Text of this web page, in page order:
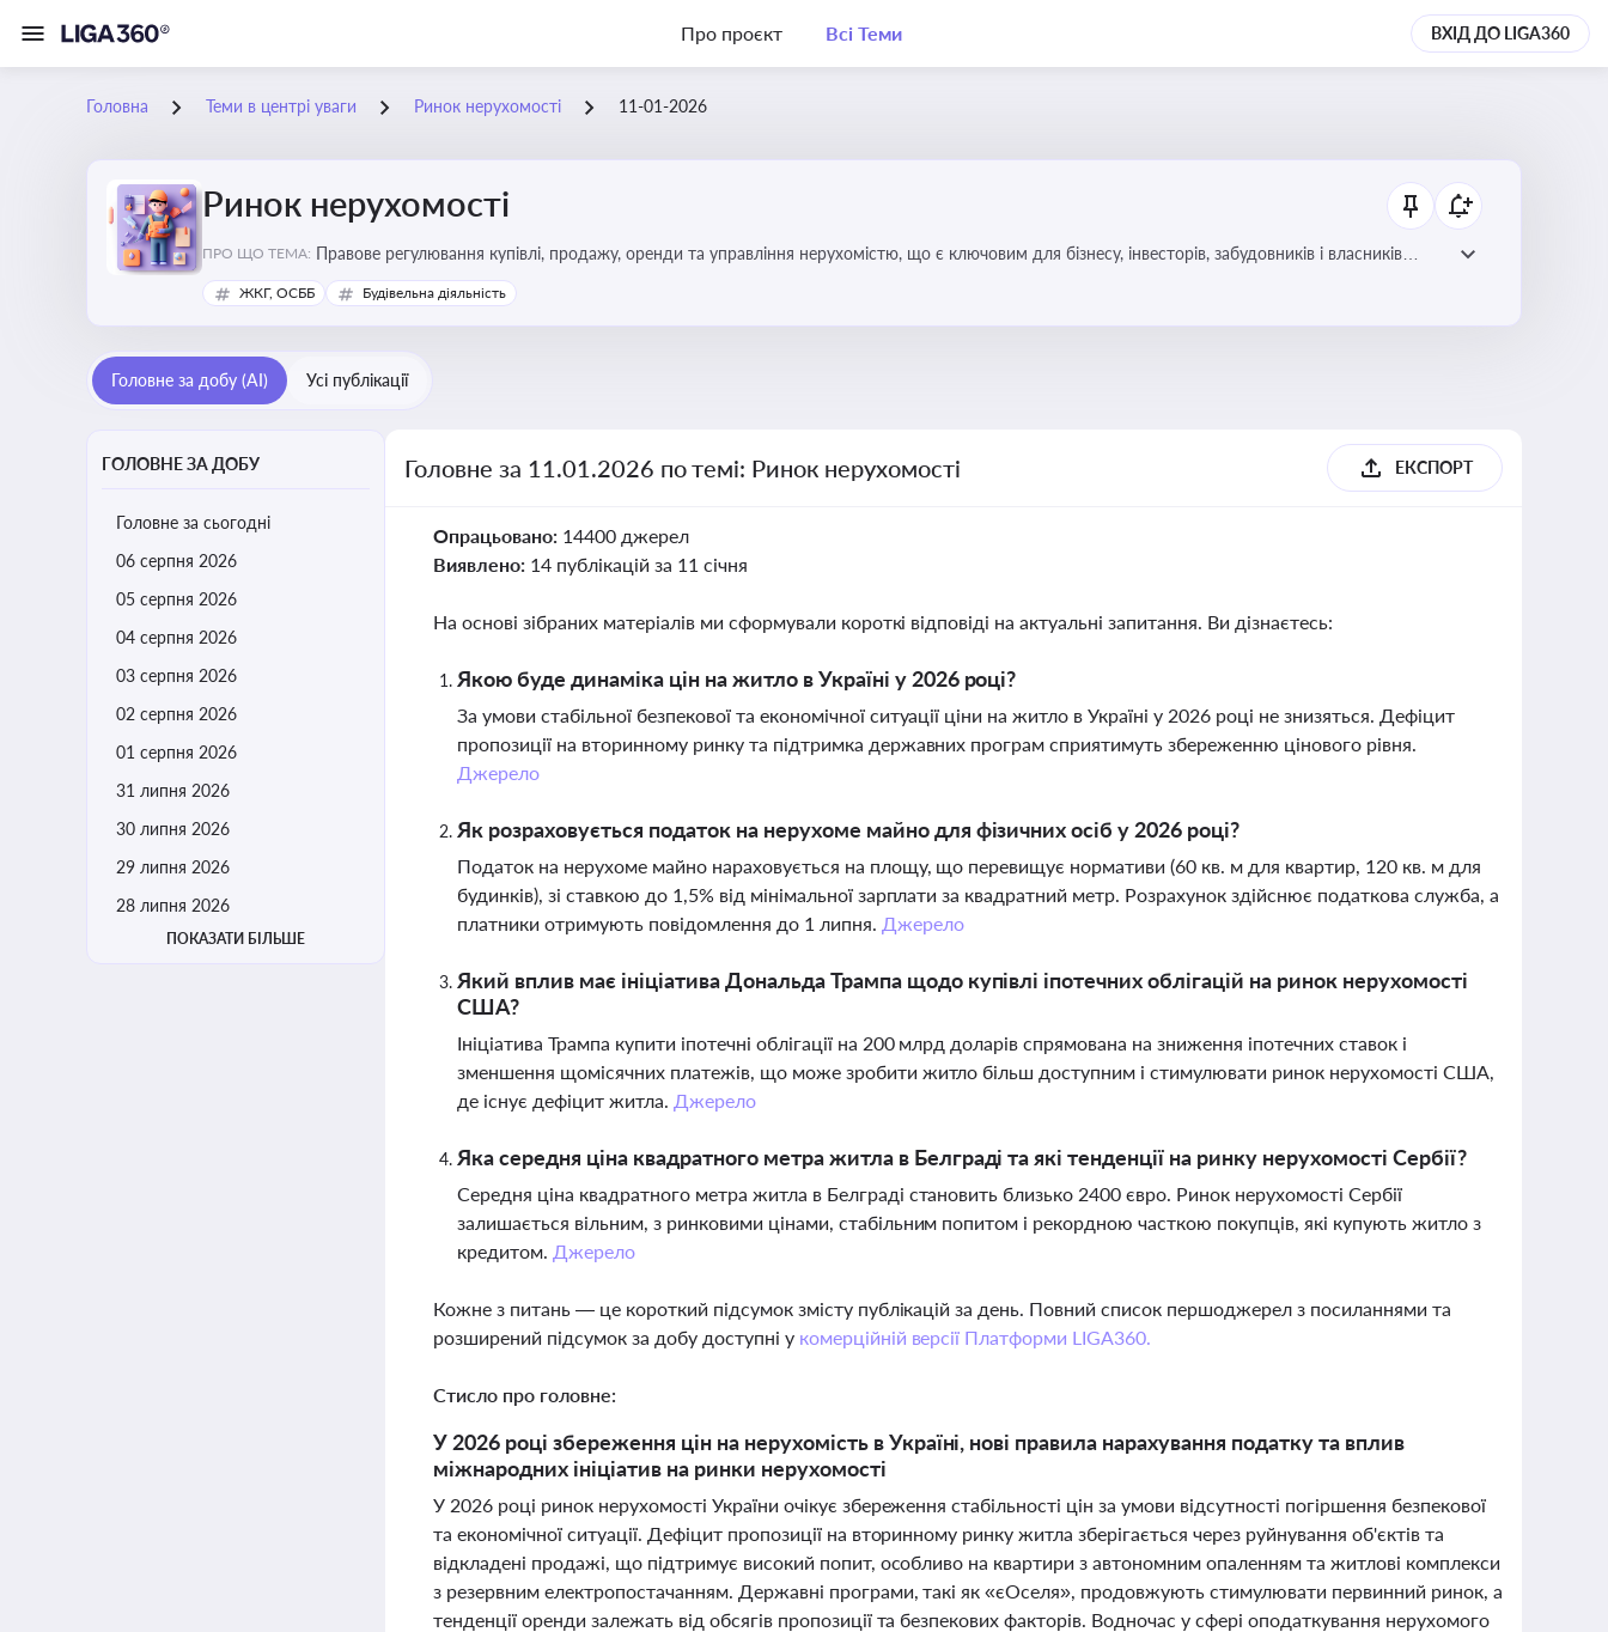
Про проєкт Всі Теми ВХІД ДО LIGA360
Головна Теми в центрі уваги Ринок нерухомості 11-01-2026
Ринок нерухомості
ПРО ЩО ТЕМА: Правове регулювання купівлі, продажу, оренди та управління нерухомістю, що є ключовим для бізнесу, інвесторів, забудовників і власників
об’єктів майна
ЖКГ, ОСББ Будівельна діяльність
Головне за добу (AI) Усі публікації
ГОЛОВНЕ ЗА ДОБУ
Головне за сьогодні
06 серпня 2026
05 серпня 2026
04 серпня 2026
03 серпня 2026
02 серпня 2026
01 серпня 2026
31 липня 2026
30 липня 2026
29 липня 2026
28 липня 2026
ПОКАЗАТИ БІЛЬШЕ
Головне за 11.01.2026 по темі: Ринок нерухомості ЕКСПОРТ
Опрацьовано: 14400 джерел
Виявлено: 14 публікацій за 11 січня
На основі зібраних матеріалів ми сформували короткі відповіді на актуальні запитання. Ви дізнаєтесь:
Якою буде динаміка цін на житло в Україні у 2026 році?
За умови стабільної безпекової та економічної ситуації ціни на житло в Україні у 2026 році не знизяться. Дефіцит
пропозиції на вторинному ринку та підтримка державних програм сприятимуть збереженню цінового рівня.
Джерело
Як розраховується податок на нерухоме майно для фізичних осіб у 2026 році?
Податок на нерухоме майно нараховується на площу, що перевищує нормативи (60 кв. м для квартир, 120 кв. м для
будинків), зі ставкою до 1,5% від мінімальної зарплати за квадратний метр. Розрахунок здійснює податкова служба, а
платники отримують повідомлення до 1 липня. Джерело
Який вплив має ініціатива Дональда Трампа щодо купівлі іпотечних облігацій на ринок нерухомості
США?
Ініціатива Трампа купити іпотечні облігації на 200 млрд доларів спрямована на зниження іпотечних ставок і
зменшення щомісячних платежів, що може зробити житло більш доступним і стимулювати ринок нерухомості США,
де існує дефіцит житла. Джерело
Яка середня ціна квадратного метра житла в Белграді та які тенденції на ринку нерухомості Сербії?
Середня ціна квадратного метра житла в Белграді становить близько 2400 євро. Ринок нерухомості Сербії
залишається вільним, з ринковими цінами, стабільним попитом і рекордною часткою покупців, які купують житло з
кредитом. Джерело
Кожне з питань — це короткий підсумок змісту публікацій за день. Повний список першоджерел з посиланнями та
розширений підсумок за добу доступні у комерційній версії Платформи LIGA360.
Стисло про головне:
У 2026 році збереження цін на нерухомість в Україні, нові правила нарахування податку та вплив
міжнародних ініціатив на ринки нерухомості
У 2026 році ринок нерухомості України очікує збереження стабільності цін за умови відсутності погіршення безпекової
та економічної ситуації. Дефіцит пропозиції на вторинному ринку житла зберігається через руйнування об'єктів та
відкладені продажі, що підтримує високий попит, особливо на квартири з автономним опаленням та житлові комплекси
з резервним електропостачанням. Державні програми, такі як «єОселя», продовжують стимулювати первинний ринок, а
тенденції оренди залежать від обсягів пропозиції та безпекових факторів. Водночас у сфері оподаткування нерухомого